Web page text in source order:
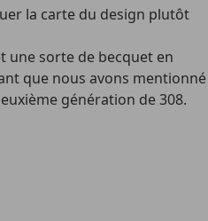
la carte du design plutôt
une sorte de becquet en
que nous avons mentionné
génération de 308.